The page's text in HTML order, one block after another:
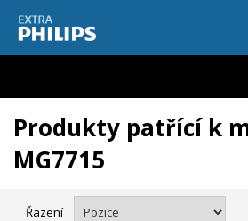
Vzhledem k aktuální situaci se může dodání
zpozdit. Děkujeme za
Produkty patřící k
MG7715
Řazení